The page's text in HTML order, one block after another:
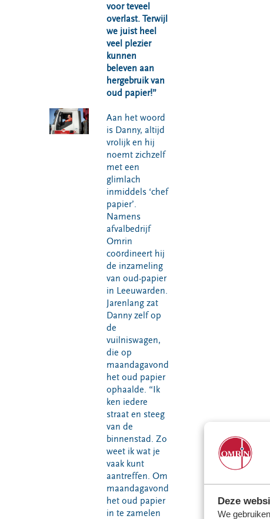
Deze
We
voor teveel
overlast. Terwijl
we juist heel
veel plezier
kunnen
beleven aan
hergebruik van
oud papier!”
Aan het woord
is Danny, altijd
vrolijk en hij
noemt zichzelf
met een
glimlach
inmiddels ‘chef
papier’.
Namens
afvalbedrijf
Omrin
coördineert hij
de inzameling
van oud-papier
in Leeuwarden.
Jarenlang zat
Danny zelf op
de
vuilniswagen,
die op
maandagavond
het oud papier
ophaalde. “Ik
ken iedere
straat en steeg
van de
binnenstad. Zo
weet ik wat je
vaak kunt
aantreffen. Om
maandagavond
het oud papier
in te zamelen